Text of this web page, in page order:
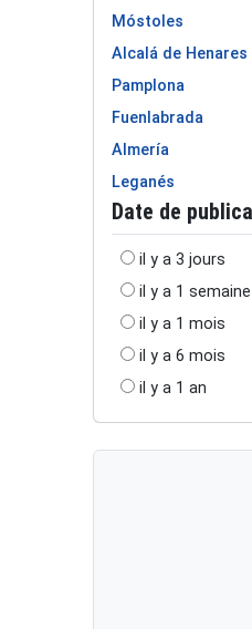
Móstoles
Alcalá de Henares
Pamplona
Fuenlabrada
Almería
Leganés
Date de
il y a 3 jours
il y a 1 semaine
il y a 1 mois
il y a 6 mois
il y a 1 an